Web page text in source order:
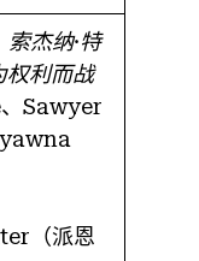
索杰纳·特
利而战
Sawyer
（派恩